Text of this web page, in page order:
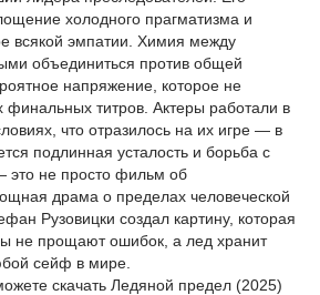
холодного прагматизма и
всякой эмпатии. Химия между
объединиться против общей
напряжение, которое не
финальных титров. Актеры работали в
что отразилось на их игре — в
подлинная усталость и борьба с
это не просто фильм об
драма о пределах человеческой
Рузовицки создал картину, которая
не прощают ошибок, а лед хранит
сейф в мире.
скачать Ледяной предел (2025)